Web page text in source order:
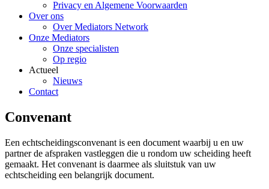
Privacy en Algemene Voorwaarden
Over ons
Over Mediators Network
Onze Mediators
Onze specialisten
Op regio
Actueel
Nieuws
Contact
Convenant
Een echtscheidingsconvenant is een document waarbij u en uw
partner de afspraken vastleggen die u rondom uw scheiding heeft
gemaakt. Het convenant is daarmee als sluitstuk van uw
echtscheiding een belangrijk document.